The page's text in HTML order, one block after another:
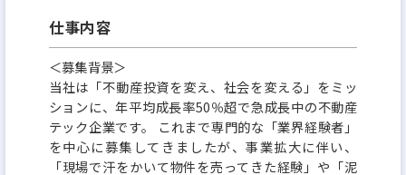
仕事内容
＜募集背景＞
当社は「不動産投資を変え、社会を変える」をミッ
ションに、年平均成長率50％超で急成長中の不動産
テック企業です。 これまで専門的な「業界経験者」
を中心に募集してきましたが、事業拡大に伴い、
「現場で汗をかいて物件を売ってきた経験」や「泥